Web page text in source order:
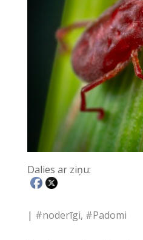
Dalies ar ziņu:
| #noderīgi #Padomi